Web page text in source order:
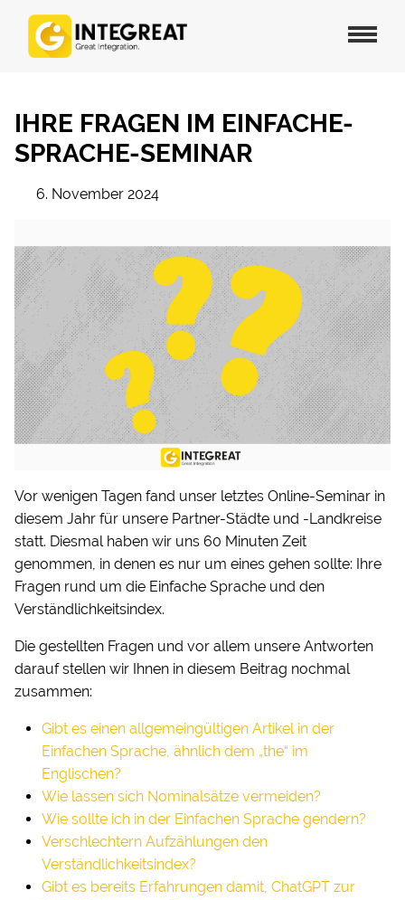
IHRE FRAGEN IM EINFACHE-
SPRACHE-SEMINAR
6. November 2024
Vor wenigen Tagen fand unser letztes Online-Seminar in
diesem Jahr für unsere Partner-Städte und -Landkreise
statt. Diesmal haben wir uns 60 Minuten Zeit
genommen, in denen es nur um eines gehen sollte: Ihre
Fragen rund um die Einfache Sprache und den
Verständlichkeitsindex.
Die gestellten Fragen und vor allem unsere Antworten
darauf stellen wir Ihnen in diesem Beitrag nochmal
zusammen:
Gibt es einen allgemeingültigen Artikel in der
Einfachen Sprache, ähnlich dem „the“ im
Englischen?
Wie lassen sich Nominalsätze vermeiden?
Wie sollte ich in der Einfachen Sprache gendern?
Verschlechtern Aufzählungen den
Verständlichkeitsindex?
Gibt es bereits Erfahrungen damit, ChatGPT zur